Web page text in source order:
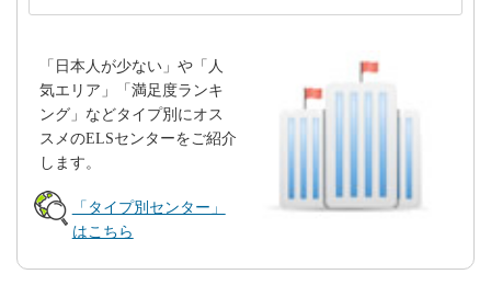
「日本人が少ない」や「人
気エリア」「満足度ランキ
ング」などタイプ別にオス
スメのELSセンターをご紹介
します。
「タイプ別センター」
はこちら